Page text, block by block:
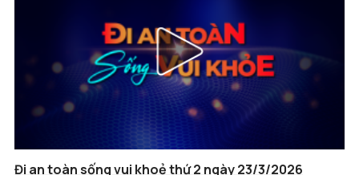
Đi an toàn sống vui khoẻ thứ 2 ngày 23/3/2026